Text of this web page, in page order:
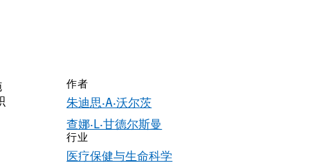
作者
朱迪思·A·沃尔茨
查娜·L·甘德尔斯曼
行业
医疗保健与生命科学